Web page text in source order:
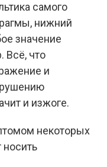
самого
нижний
значение
. Всё, что
и
и изжоге.
некоторых